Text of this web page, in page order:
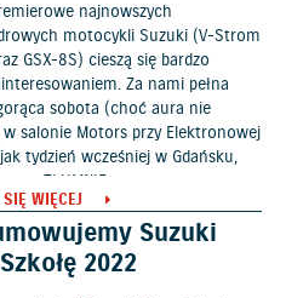
najnowszych
motocykli Suzuki (V-Strom
GSX-8S) cieszą się bardzo
Za nami pełna
sobota (choć aura nie
w salonie Motors przy Elektronowej
tydzień wcześniej w Gdańsku,
TŁUMNIE.
WIĘCEJ
Suzuki
2022